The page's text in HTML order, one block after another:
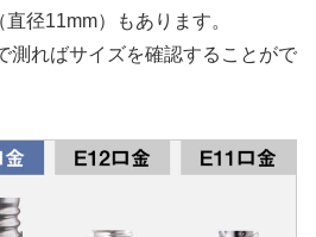
径11mm）もあります。
測ればサイズを確認することがで